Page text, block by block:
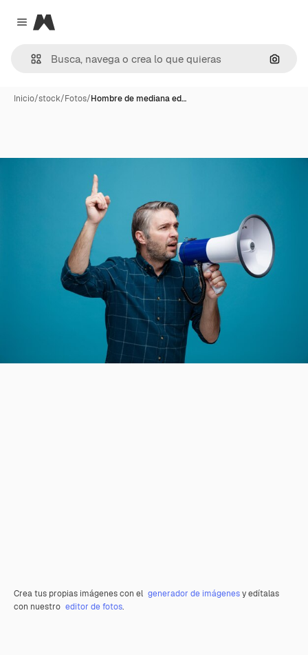
Close menu
Magnific
Inicio/stock/Fotos/Hombre de mediana ed…
Crea tus propias imágenes con el generador de imágenesy edítalas
con nuestro editor de fotos.